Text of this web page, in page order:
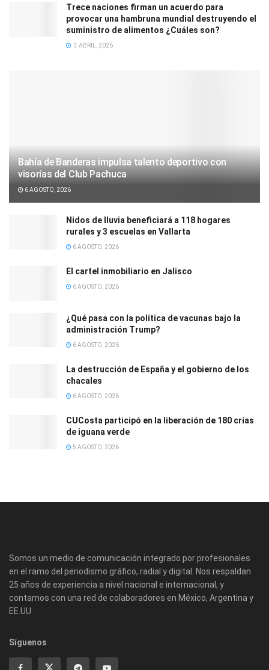
Trece naciones firman un acuerdo para
provocar una hambruna mundial destruyendo el
suministro de alimentos ¿Cuáles son?
3 ABRIL, 2026
Bahía de Banderas impulsa talento deportivo con
visorías del Club Pachuca
6 AGOSTO, 2026
Nidos de lluvia beneficiará a 118 hogares
rurales y 3 escuelas en Vallarta
6 AGOSTO, 2026
El cartel inmobiliario en Jalisco
6 AGOSTO, 2026
¿Qué pasa con la política de vacunas bajo la
administración Trump?
6 AGOSTO, 2026
La destrucción de España y el gobierno de los
chacales
6 AGOSTO, 2026
CUCosta participó en la liberación de 180 crías
de iguana verde
5 AGOSTO, 2026
Somos un medio de comunicación integrado por profesionales
en el ramo del periodismo gráfico, radial y digital. Nos respaldan
25 años de experiencia a nivel nacional e internacional, y
contamos con una red de colaboradores en México, Argentina y
EE.UU.
Síguenos